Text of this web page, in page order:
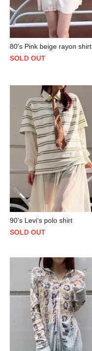
80‘s Pink beige rayon shirt
SOLD OUT
90’s Levi‘s polo shirt
SOLD OUT